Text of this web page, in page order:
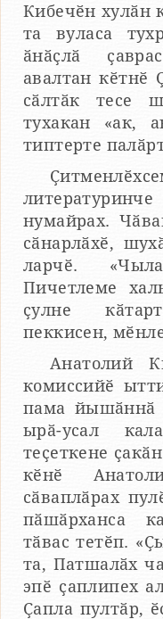
Кибечӗн хулӑн
та вуласа
ӑнӑҫлӑ
авалтан кӗтнӗ
сӑлтӑк тесе
тухакан «ак,
типтерте
нумайрах.
сӑнарлӑхӗ,
ларчӗ.
Пичетлеме
ҫулне
пеккисен,
Анатолий
комиссийӗ
пама йышӑннӑ
ырӑ-усал
теҫеткене
кӗнӗ
сӑваплӑрах
пӑшӑрханса
тӑвас тетӗп.
та, Патшалӑх
эпӗ ҫаплипех
Ҫапла пултӑр,